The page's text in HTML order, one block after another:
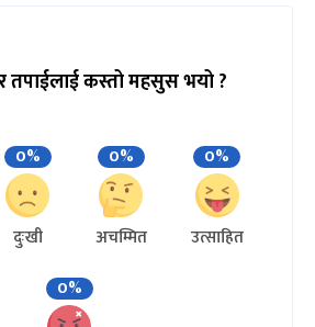
तपाईलाई कस्तो महसुस भयो ?
0%
दुःखी
0%
अचम्मित
0%
उत्साहित
0%